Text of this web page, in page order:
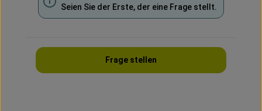
Seien Sie der Erste, der eine Frage stellt.
Frage stellen